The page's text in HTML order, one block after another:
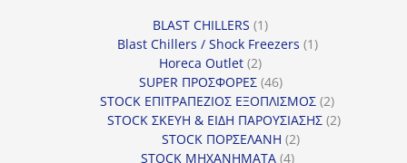
BLAST CHILLERS 11
προϊόν
Blast Chillers / Shock Freezers 11
Horeca Outlet 22
προϊόντα
SUPER ΠΡΟΣΦΟΡΕΣ 4646
προϊόντα
STOCK ΕΠΙΤΡΑΠΕΖΙΟΣ ΕΞΟΠΛΙΣΜΟΣ 22
προϊόντα
STOCK ΣΚΕΥΗ & ΕΙΔΗ ΠΑΡΟΥΣΙΑΣΗΣ 22
STOCK ΠΟΡΣΕΛΑΝΗ 22
STOCK ΜΗΧΑΝΗΜΑΤΑ 44